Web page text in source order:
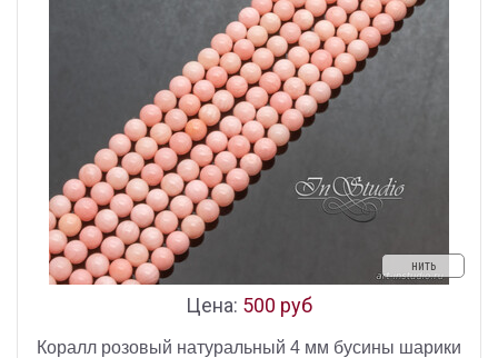
нить
Цена: 500 руб
Коралл розовый натуральный 4 мм бусины шарики